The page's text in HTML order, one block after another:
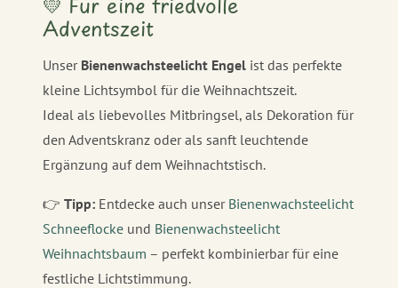
Adventszeit
Unser Bienenwachsteelicht Engel ist das perfekte
kleine Lichtsymbol für die Weihnachtszeit.
Ideal als liebevolles Mitbringsel, als Dekoration für
den Adventskranz oder als sanft leuchtende
Ergänzung auf dem Weihnachtstisch.
👉 Tipp: Entdecke auch unser Bienenwachsteelicht
Schneeflocke und Bienenwachsteelicht
Weihnachtsbaum – perfekt kombinierbar für eine
festliche Lichtstimmung.